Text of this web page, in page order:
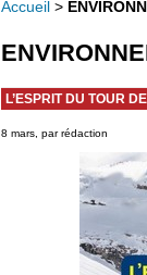
Accueil >
L’ESPRIT DU TOUR
8 mars, par rédaction